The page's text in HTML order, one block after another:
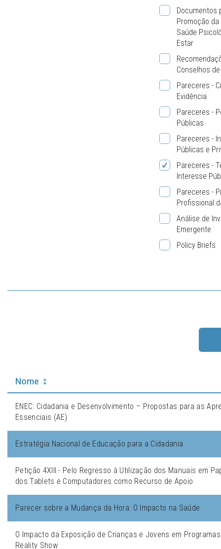
Documentos
Promoção
Saúde
Estar
Conselhos
Pareceres -
Evidência
Pareceres -
Públicas
Pareceres -
Públicas e
Pareceres -
Interesse
Pareceres -
Profissional
Análise de
Emergente
Policy Briefs
Nome
ENEC: Cidadania e Desenvolvimento – Propostas para as
Essenciais (AE)
Estratégia Nacional de Educação para a Cidadania
Petição 4XIII - Pelo Regresso à Utilização dos Manuais em
dos Tablets e Computadores como Recurso de Apoio
Parecer sobre a Mudança da Hora: O Impacto na Saúde
O Impacto da Exposição de Crianças e Jovens em
Reality Show